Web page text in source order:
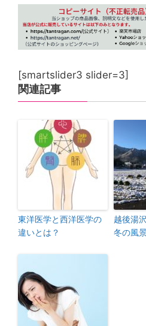
[smartslider3 slider=3]
関連記事
東洋医学と西洋医学の
違いとは？
越後湯
冬の風